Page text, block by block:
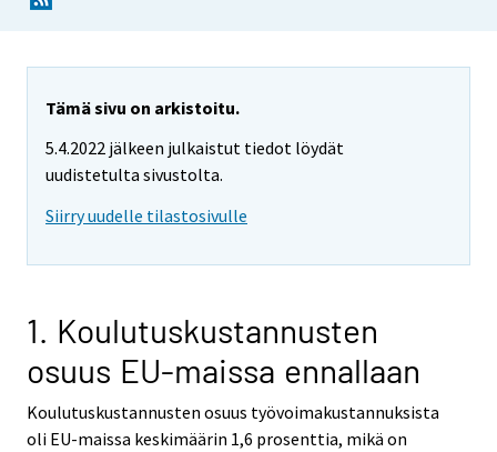
Tämä sivu on arkistoitu.
5.4.2022 jälkeen julkaistut tiedot löydät
uudistetulta sivustolta.
Siirry uudelle tilastosivulle
1. Koulutuskustannusten
osuus EU-maissa ennallaan
Koulutuskustannusten osuus työvoimakustannuksista
oli EU-maissa keskimäärin 1,6 prosenttia, mikä on